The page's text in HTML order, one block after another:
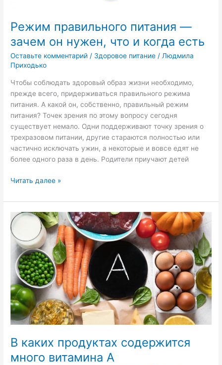
Режим правильного питания —
зачем он нужен, что и когда есть
Оставьте комментарий / Здоровое питание /Людмила
Приходько
Чтобы соблюдать здоровый образ жизни необходимо,
прежде всего, придерживаться правильного режима
питания. А какой он, собственно, правильный режим
питания? Точек зрения по этому вопросу сегодня
существует немало. Одни поддерживают точку зрения о
трехразовом питании, другие стараются полностью или
частично исключать ужин, а некоторые и вовсе едят не
более одного раза в день. Родители приучают детей
Читать далее »
В каких продуктах содержится
много витамина А
В
каких
продуктах
содержится
много
витамина
А